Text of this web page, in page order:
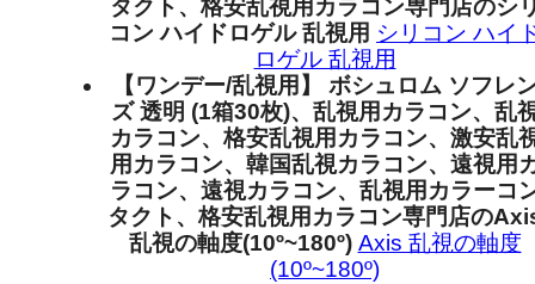
タクト、格安乱視用カラコン専門店のシ
コン ハイドロゲル 乱視用 シリコン ハイ
ロゲル 乱視用
【ワンデー/乱視用】 ボシュロム ソフレ
ズ 透明 (1箱30枚)、乱視用カラコン、乱
カラコン、格安乱視用カラコン、激安乱
用カラコン、韓国乱視カラコン、遠視用
ラコン、遠視カラコン、乱視用カラーコ
タクト、格安乱視用カラコン専門店の
乱視の軸度(10º~180º) Axis 乱視の軸度
(10º~180º)